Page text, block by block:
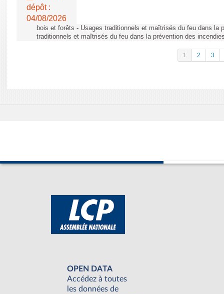
dépôt :
04/08/2026
bois et forêts - Usages traditionnels et maîtrisés du feu dans la
traditionnels et maîtrisés du feu dans la prévention des
1 2 3
OPEN DATA
Accédez à toutes
les données de